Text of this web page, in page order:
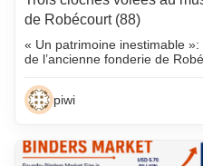
de Robécourt (88)
« Un patrimoine inestimable
de l’ancienne fonderie de
piwi